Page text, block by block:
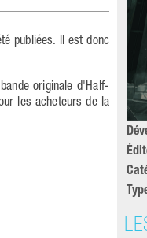
publiées. Il est donc
originale d'Half-
les acheteurs de la